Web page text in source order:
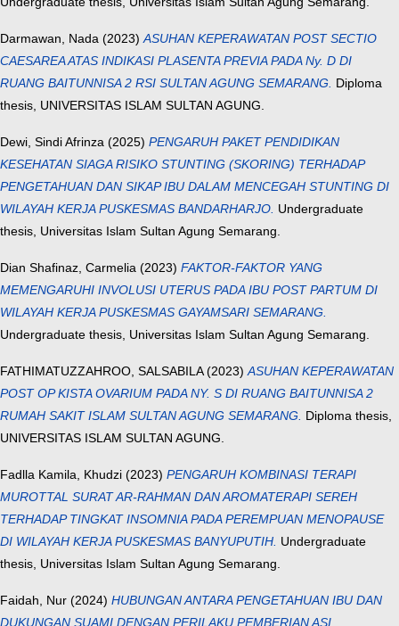
Darmawan, Nada (2023)ASUHAN KEPERAWATAN POST SECTIO
CAESAREA ATAS INDIKASI PLASENTA PREVIA PADA Ny. D DI
RUANG BAITUNNISA 2 RSI SULTAN AGUNG SEMARANG. Diploma
thesis, UNIVERSITAS ISLAM SULTAN AGUNG.
Dewi, Sindi Afrinza (2025) PENGARUH PAKET PENDIDIKAN
KESEHATAN SIAGA RISIKO STUNTING (SKORING) TERHADAP
PENGETAHUAN DAN SIKAP IBU DALAM MENCEGAH STUNTING DI
WILAYAH KERJA PUSKESMAS BANDARHARJO. Undergraduate
thesis, Universitas Islam Sultan Agung Semarang.
Dian Shafinaz, Carmelia (2023) FAKTOR-FAKTOR YANG
MEMENGARUHI INVOLUSI UTERUS PADA IBU POST PARTUM DI
WILAYAH KERJA PUSKESMAS GAYAMSARI SEMARANG.
Undergraduate thesis, Universitas Islam Sultan Agung Semarang.
FATHIMATUZZAHROO, SALSABILA(2023)ASUHAN KEPERAWATAN
POST OP KISTA OVARIUM PADA NY. S DI RUANG BAITUNNISA 2
RUMAH SAKIT ISLAM SULTAN AGUNG SEMARANG. Diploma thesis,
UNIVERSITAS ISLAM SULTAN AGUNG.
Fadlla Kamila, Khudzi (2023) PENGARUH KOMBINASI TERAPI
MUROTTAL SURAT AR-RAHMAN DAN AROMATERAPI SEREH
TERHADAP TINGKAT INSOMNIA PADA PEREMPUAN MENOPAUSE
DI WILAYAH KERJA PUSKESMAS BANYUPUTIH. Undergraduate
thesis, Universitas Islam Sultan Agung Semarang.
Faidah, Nur (2024) HUBUNGAN ANTARA PENGETAHUAN IBU DAN
DUKUNGAN SUAMI DENGAN PERILAKU PEMBERIAN ASI